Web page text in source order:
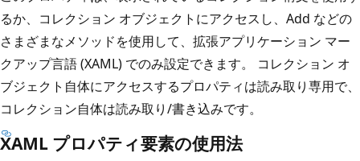
るか、コレクション オブジェクトにアクセスし、Add などの
さまざまなメソッドを使用して、拡張アプリケーション マー
クアップ言語 (XAML) でのみ設定できます。 コレクション オ
ブジェクト自体にアクセスするプロパティは読み取り専用で、
コレクション自体は読み取り/書き込みです。
XAML プロパティ要素の使用法